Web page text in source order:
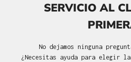
SERVICIO AL
No dejamos ninguna
¿Necesitas ayuda para